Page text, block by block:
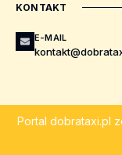
KONTAKT
E-MAIL
Portal dobrataxi.pl